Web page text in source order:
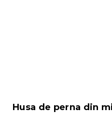
Husa de perna din